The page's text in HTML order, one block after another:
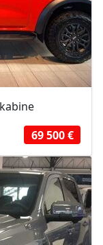
69 500 €